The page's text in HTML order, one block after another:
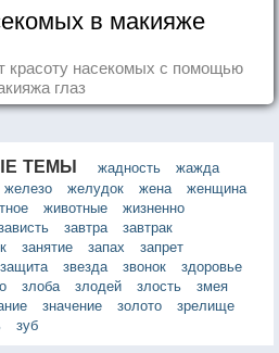
в макияже
красоту насекомых с помощью
глаз
ТЕМЫ жадность
жажда
железо желудок жена
женщина
животные
жизненно
завтра
завтрак
занятие запах
запрет
защита звезда звонок
здоровье
злоба злодей злость
змея
значение золото
зрелище
зуб